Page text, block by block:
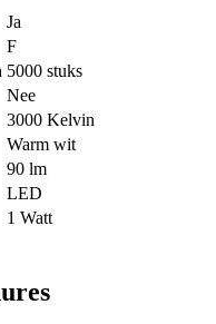
Ja
F
5000 stuks
Nee
3000 Kelvin
Warm wit
90 lm
LED
1 Watt